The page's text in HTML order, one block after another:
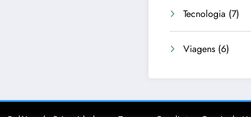
Tecnologia (7)
Viagens (6)